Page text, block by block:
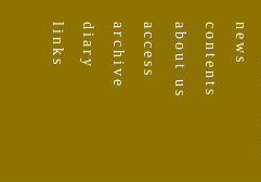
news
contents
about us
access
archive
diary
links